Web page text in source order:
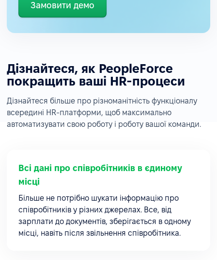
Замовити демо
Дізнайтеся, як PeopleForce
покращить ваші HR-процеси
Дізнайтеся більше про різноманітність функціоналу
всередині HR-платформи, щоб максимально
автоматизувати свою роботу і роботу вашої команди.
Всі дані про співробітників в єдиному
місці
Більше не потрібно шукати інформацію про
співробітників у різних джерелах. Все, від
зарплати до документів, зберігається в одному
місці, навіть після звільнення співробітника.